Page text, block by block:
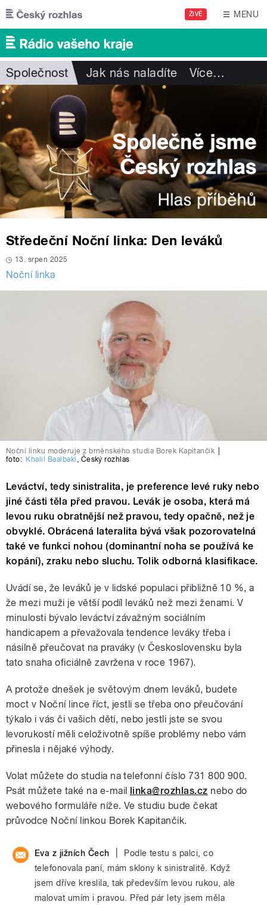
Přejít k hlavnímu obsahu
ŽIVĚ MENU
Společnost Jak nás naladíte Více…
Středeční Noční linka: Den leváků
13. srpen 2025
Noční linka
Noční linku moderuje z brněnského studia Borek Kapitančik
foto: Khalil Baalbaki Český rozhlas
Leváctví, tedy sinistralita, je preference levé ruky nebo
jiné části těla před pravou. Levák je osoba, která má
levou ruku obratnější než pravou, tedy opačně, než je
obvyklé. Obrácená lateralita bývá však pozorovatelná
také ve funkci nohou (dominantní noha se používá ke
kopání), zraku nebo sluchu. Tolik odborná klasifikace.
Uvádí se, že leváků je v lidské populaci přibližně 10 %, a
že mezi muži je větší podíl leváků než mezi ženami. V
minulosti bývalo leváctví závažným sociálním
handicapem a převažovala tendence leváky třeba i
násilně přeučovat na praváky (v Československu byla
tato snaha oficiálně zavržena v roce 1967).
A protože dnešek je světovým dnem leváků, budete
moct v Noční lince říct, jestli se třeba ono přeučování
týkalo i vás či vašich dětí, nebo jestli jste se svou
levorukostí měli celoživotně spíše problémy nebo vám
přinesla i nějaké výhody.
Volat můžete do studia na telefonní číslo 731 800 900.
Psát můžete také na e-mail linka@rozhlas.cz nebo do
webového formuláře níže. Ve studiu bude čekat
průvodce Noční linkou Borek Kapitančik.
Eva z jižních Čech
Podle testu s palci, co
telefonovala paní, mám sklony k sinistralitě. Když
jsem dříve kreslila, tak především levou rukou, ale
malovat umím i pravou. Před pár lety jsem měla